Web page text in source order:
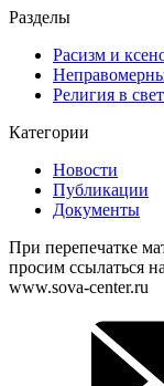
Разделы
Расизм и
Религия в
Категории
Новости
Публикации
Документы
При перепечатке
просим ссылаться
www.sova-center.ru